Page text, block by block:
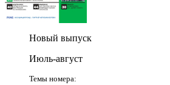
Новый выпуск
Июль-август
Темы номера: